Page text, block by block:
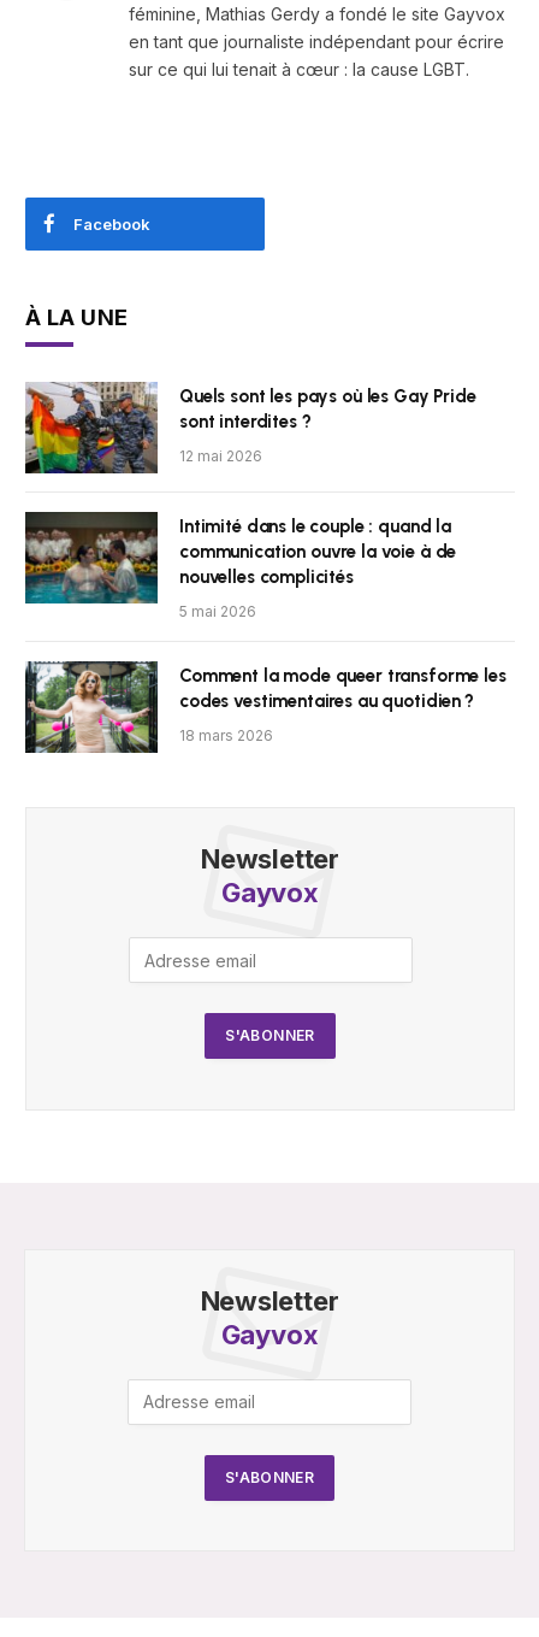
féminine, Mathias Gerdy a fondé le site Gayvox
en tant que journaliste indépendant pour écrire
sur ce qui lui tenait à cœur : la cause LGBT.
Facebook
À LA UNE
Quels sont les pays où les Gay Pride
sont interdites ?
12 mai 2026
Intimité dans le couple : quand la
communication ouvre la voie à de
nouvelles complicités
5 mai 2026
Comment la mode queer transforme les
codes vestimentaires au quotidien ?
18 mars 2026
Newsletter
Gayvox
Newsletter
Gayvox